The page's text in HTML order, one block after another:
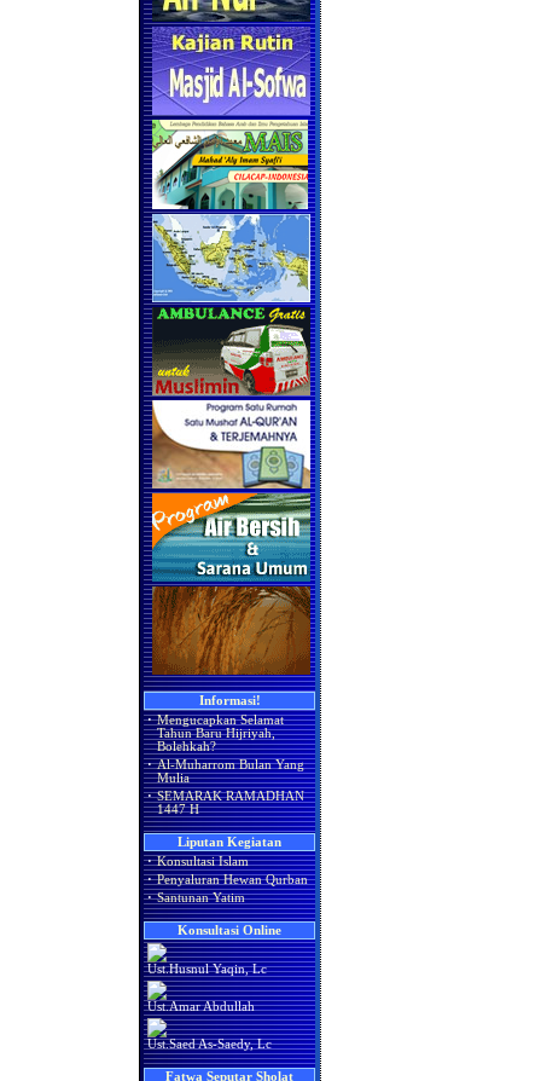
Informasi!
· Mengucapkan Selamat
Tahun Baru Hijriyah,
Bolehkah?
· Al-Muharrom Bulan Yang
Mulia
· SEMARAK RAMADHAN
1447 H
Liputan Kegiatan
· Konsultasi Islam
· Penyaluran Hewan Qurban
· Santunan Yatim
Konsultasi Online
Ust.Husnul Yaqin, Lc
Ust.Amar Abdullah
Ust.Saed As-Saedy, Lc
Fatwa Seputar Sholat